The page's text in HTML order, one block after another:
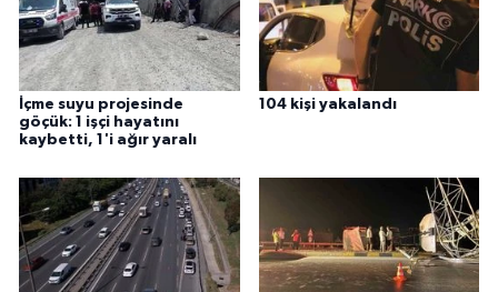
İçme suyu projesinde
göçük: 1 işçi hayatını
kaybetti, 1'i ağır yaralı
104 kişi yakalandı